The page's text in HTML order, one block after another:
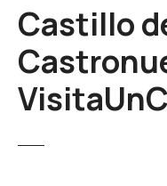
Castillo